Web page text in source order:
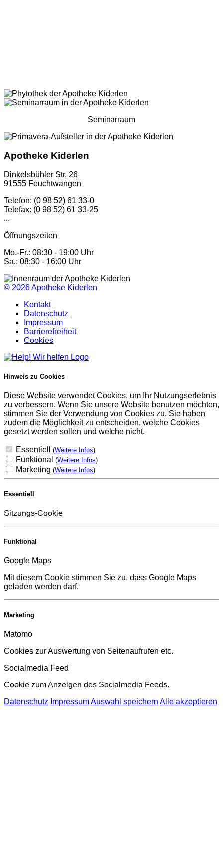
Seminarraum
Apotheke Kiderlen
Dinkelsbühler Str. 26
91555 Feuchtwangen
Telefon: (0 98 52) 61 33-0
Telefax: (0 98 52) 61 33-25
...
Öffnungszeiten
Mo.-Fr.: 08:30 - 19:00 Uhr
Sa.: 08:30 - 16:00 Uhr
© 2026Apotheke Kiderlen
Kontakt
Datenschutz
Impressum
Barrierefreiheit
Cookies
Hinweis zu Cookies
Diese Website verwendet Cookies, um Ihr Nutzungserlebnis
zu verbessern. Wenn Sie unsere Website benutzen möchten,
stimmen Sie der Verwendung von Cookies zu. Sie haben
zudem die Möglichkeit zu entscheiden, welche Cookies
gesetzt werden sollen und welche nicht.
Essentiell (Weitere Infos)
Funktional (Weitere Infos)
Marketing (Weitere Infos)
Essentiell
Sitzungs-Cookie
Funktional
Google Maps
Mit diesem Cookie stimmen Sie zu, dass Google Maps
geladen werden darf.
Marketing
Matomo
Cookies zur Auswertung von Seitenaufrufen etc.
Socialmedia Feed
Cookie zum Anzeigen des Socialmedia Feeds.
Datenschutz ImpressumAuswahl speichern Alle akzeptieren